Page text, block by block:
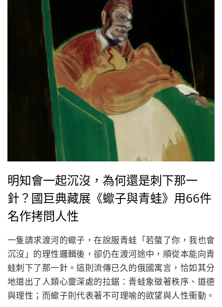
明知會一起沉沒，為何還是刺下那一
針？國巨典藏展《蠍子與青蛙》用66件
名作拷問人性
一隻請求渡河的蠍子，在說服青蛙「若螫了你，我也會
沉沒」的理性邏輯後，卻仍在渡河途中，順從本能向青
蛙刺下了那一針。這則流傳已久的俄國寓言，恰如其分
地道出了人類心靈深處的拉鋸：青蛙象徵著秩序、道德
與理性；而蠍子則代表著不可理喻的欲望與人性衝動。